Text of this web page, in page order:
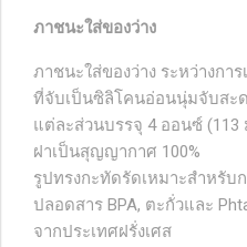
ภาชนะใส่ของว่าง
ภาชนะใส่ของว่าง ระหว่างกา
ที่จับเป็นซิลิโคนอ่อนนุ่มจับสะ
แต่ละส่วนบรรจุ 4 ออนซ์ (113
ฝาเป็นสุญญากาศ 100%
รูปทรงกะทัดรัดเหมาะสำหรับ
ปลอดสาร BPA, ตะกั่วและ
จากประเทศฝรั่งเศส